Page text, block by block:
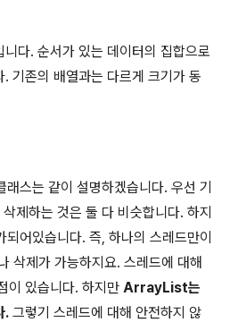
다. 순서가 있는 데이터의 집합으로
기존의 배열과는 다르게 크기가 동
래스는 같이 설명하겠습니다. 우선 기
제하는 것은 둘 다 비슷합니다. 하지
되어있습니다. 즉, 하나의 스레드만이
삭제가 가능하지요. 스레드에 대해
이 있습니다. 하지만 ArrayList는
. 그렇기 스레드에 대해 안전하지 않